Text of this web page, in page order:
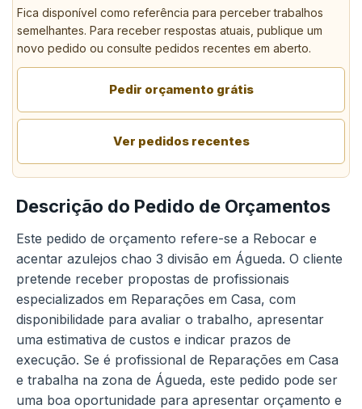
Fica disponível como referência para perceber trabalhos
semelhantes. Para receber respostas atuais, publique um
novo pedido ou consulte pedidos recentes em aberto.
Pedir orçamento grátis
Ver pedidos recentes
Descrição do Pedido de Orçamentos
Este pedido de orçamento refere-se a Rebocar e
acentar azulejos chao 3 divisão em Águeda. O cliente
pretende receber propostas de profissionais
especializados em Reparações em Casa, com
disponibilidade para avaliar o trabalho, apresentar
uma estimativa de custos e indicar prazos de
execução. Se é profissional de Reparações em Casa
e trabalha na zona de Águeda, este pedido pode ser
uma boa oportunidade para apresentar orçamento e